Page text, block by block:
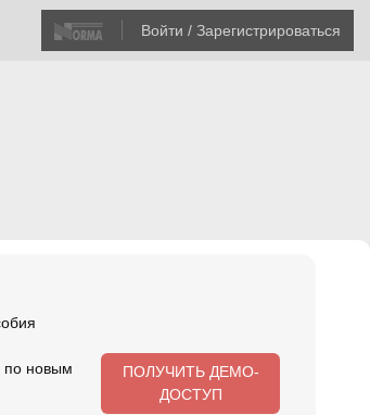
Войти / Зарегистрироваться
по новым
ПОЛУЧИТЬ ДЕМО-
ДОСТУП